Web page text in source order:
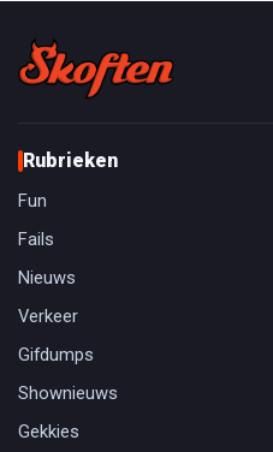
Rubrieken
Fun
Fails
Nieuws
Verkeer
Gifdumps
Shownieuws
Gekkies